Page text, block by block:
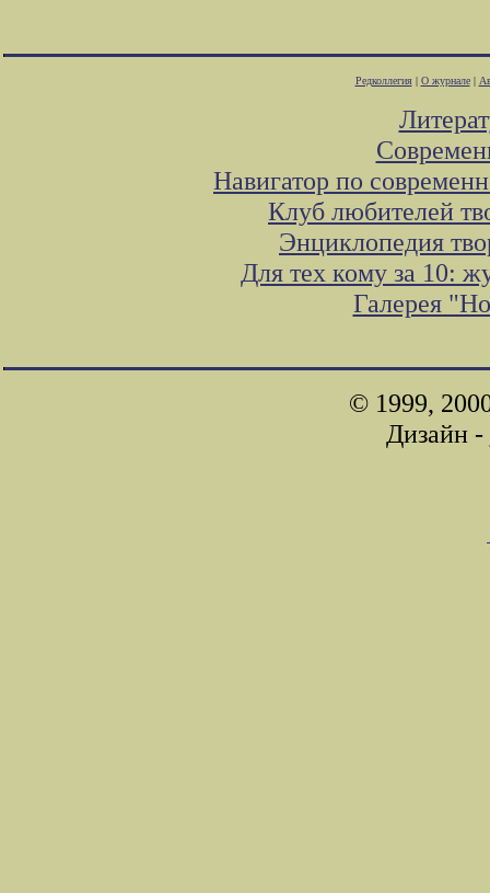
Редколлегия| О журнале|
Навигатор по
Клуб любителей
Энциклопедия
Для тех кому за 10:
Галерея
© 1999,
Дизайн -